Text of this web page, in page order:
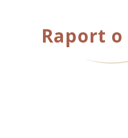
Raport